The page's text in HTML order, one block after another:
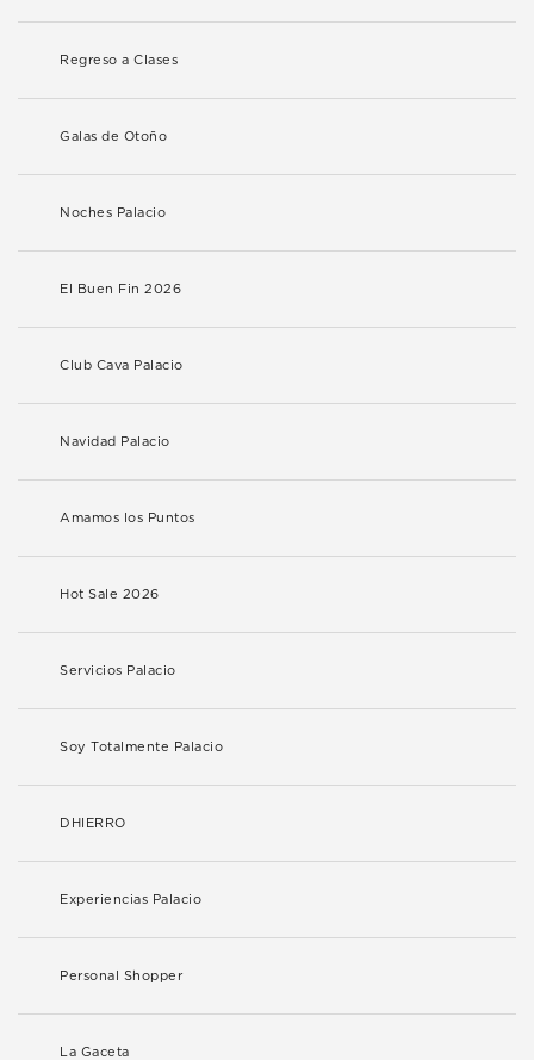
Regreso a Clases
Galas de Otoño
Noches Palacio
El Buen Fin 2026
Club Cava Palacio
Navidad Palacio
Amamos los Puntos
Hot Sale 2026
Servicios Palacio
Soy Totalmente Palacio
DHIERRO
Experiencias Palacio
Personal Shopper
La Gaceta